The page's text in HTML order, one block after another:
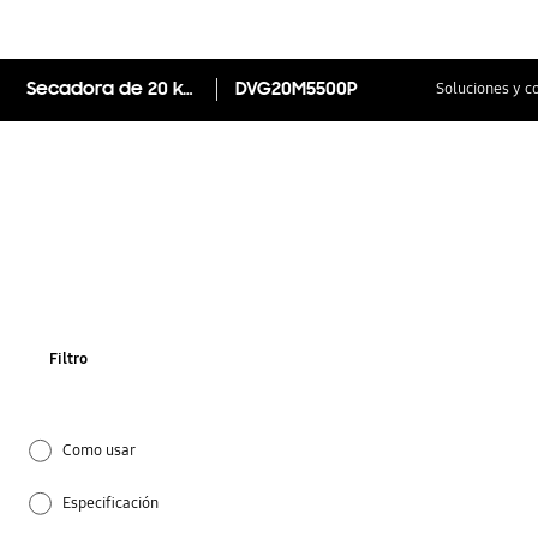
Secadora de 20 kg, DVG20M5500P, carga frontal DVG20M5500P Soluciones y
Filtro
Como usar
Especificación